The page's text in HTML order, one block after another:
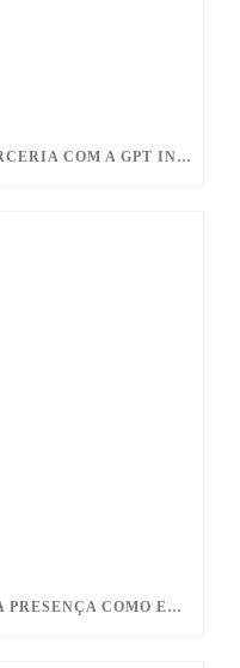
EGD ENGENHARIA FIRMA PARCERIA COM A GPT INDUSTRIES E PASSA A DISTRIBUIR A LINHA PIKOTEK® E ELECTROJOINT™ NO BRASIL!
EGD ENGENHARIA CONFIRMA PRESENÇA COMO EXPOSITORA NA BAHIA OIL & GAS 2026